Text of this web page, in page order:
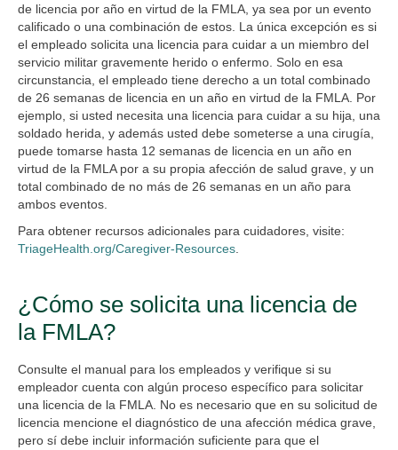
de licencia por año en virtud de la FMLA, ya sea por un evento
calificado o una combinación de estos. La única excepción es si
el empleado solicita una licencia para cuidar a un miembro del
servicio militar gravemente herido o enfermo. Solo en esa
circunstancia, el empleado tiene derecho a un total combinado
de 26 semanas de licencia en un año en virtud de la FMLA. Por
ejemplo, si usted necesita una licencia para cuidar a su hija, una
soldado herida, y además usted debe someterse a una cirugía,
puede tomarse hasta 12 semanas de licencia en un año en
virtud de la FMLA por a su propia afección de salud grave, y un
total combinado de no más de 26 semanas en un año para
ambos eventos.
Para obtener recursos adicionales para cuidadores, visite:
TriageHealth.org/Caregiver-Resources
¿Cómo se solicita una licencia de
la FMLA?
Consulte el manual para los empleados y verifique si su
empleador cuenta con algún proceso específico para solicitar
una licencia de la FMLA. No es necesario que en su solicitud de
licencia mencione el diagnóstico de una afección médica grave,
pero sí debe incluir información suficiente para que el